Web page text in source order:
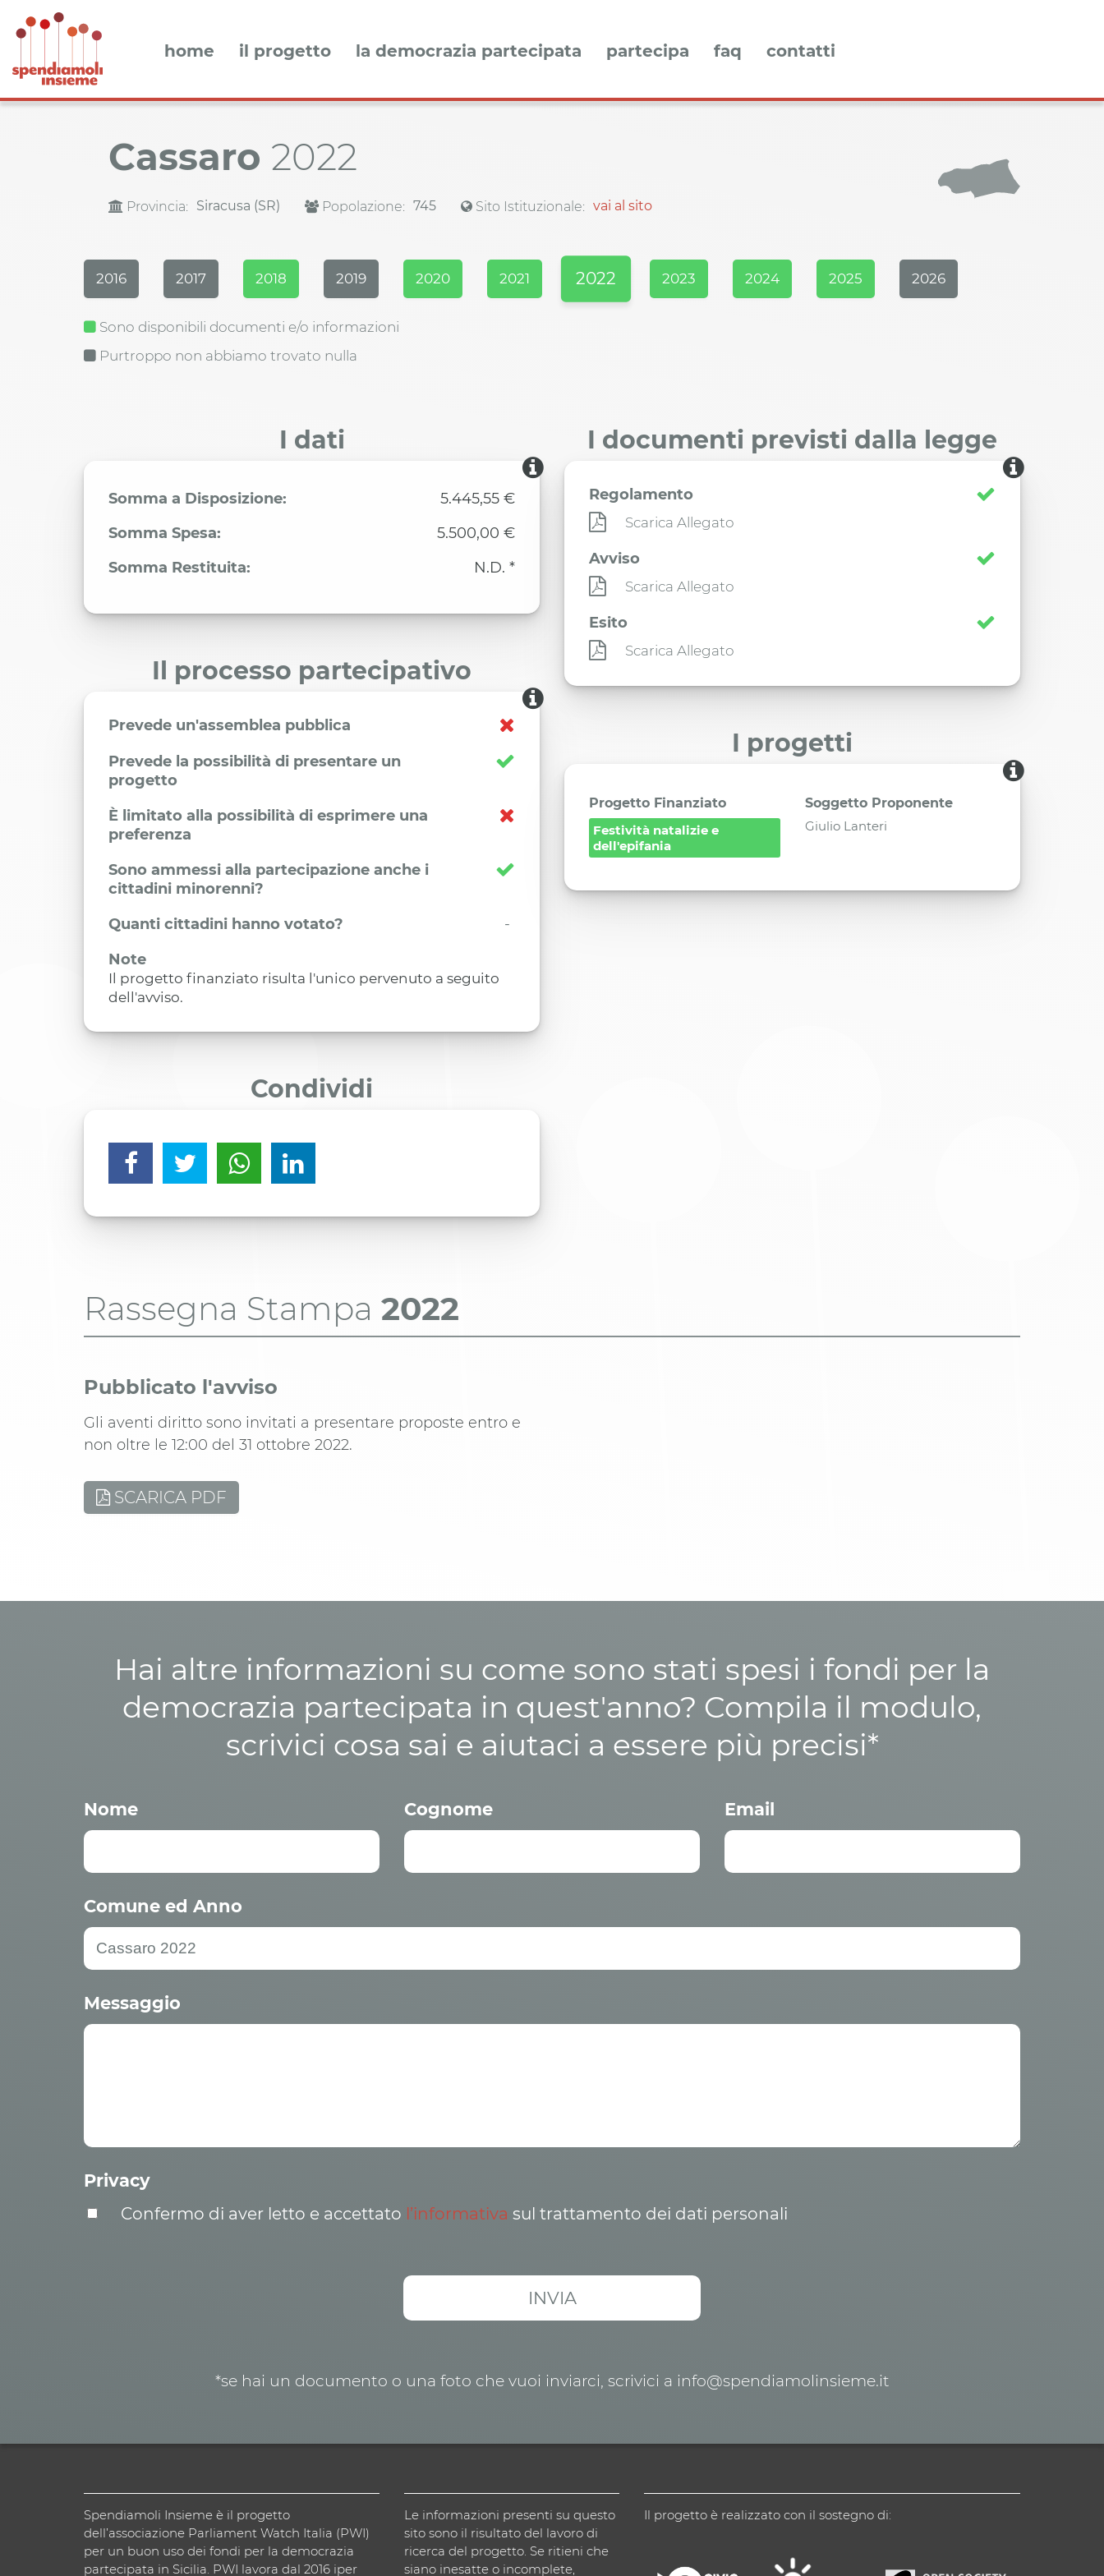
home il progetto la democrazia partecipata partecipa faq contatti
Cassaro 2022
Provincia: Siracusa (SR) Popolazione: 745 Sito Istituzionale: vai al sito
2016 2017 2018 2019 2020 2021 2022 2023 2024 2025 2026
Sono disponibili documenti e/o informazioni
Purtroppo non abbiamo trovato nulla
I dati
Somma a Disposizione:
5.445,55 €
Somma Spesa:
5.500,00 €
Somma Restituita:
N.D. *
I documenti previsti dalla legge
Regolamento
Scarica Allegato
Avviso
Scarica Allegato
Esito
Scarica Allegato
Il processo partecipativo
Prevede un'assemblea pubblica
Prevede la possibilità di presentare un
progetto
È limitato alla possibilità di esprimere una
preferenza
Sono ammessi alla partecipazione anche i
cittadini minorenni?
Quanti cittadini hanno votato?
-
Note
Il progetto finanziato risulta l'unico pervenuto a seguito
dell'avviso.
I progetti
Progetto Finanziato
Soggetto Proponente
Festività natalizie e
dell'epifania
Giulio Lanteri
Condividi
Rassegna Stampa 2022
Pubblicato l'avviso
Gli aventi diritto sono invitati a presentare proposte entro e
non oltre le 12:00 del 31 ottobre 2022.
SCARICA PDF
Hai altre informazioni su come sono stati spesi i fondi per la
democrazia partecipata in quest'anno? Compila il modulo,
scrivici cosa sai e aiutaci a essere più precisi*
Nome Cognome Email
Comune ed Anno
Messaggio
Privacy
Confermo di aver letto e accettato l’informativa sul trattamento dei dati personali
*se hai un documento o una foto che vuoi inviarci, scrivici a info@spendiamolinsieme.it
Spendiamoli Insieme è il progetto
dell’associazione Parliament Watch Italia (PWI)
per un buon uso dei fondi per la democrazia
partecipata in Sicilia. PWI lavora dal 2016 iper
Le informazioni presenti su questo
sito sono il risultato del lavoro di
ricerca del progetto. Se ritieni che
siano inesatte o incomplete,
Il progetto è realizzato con il sostegno di: